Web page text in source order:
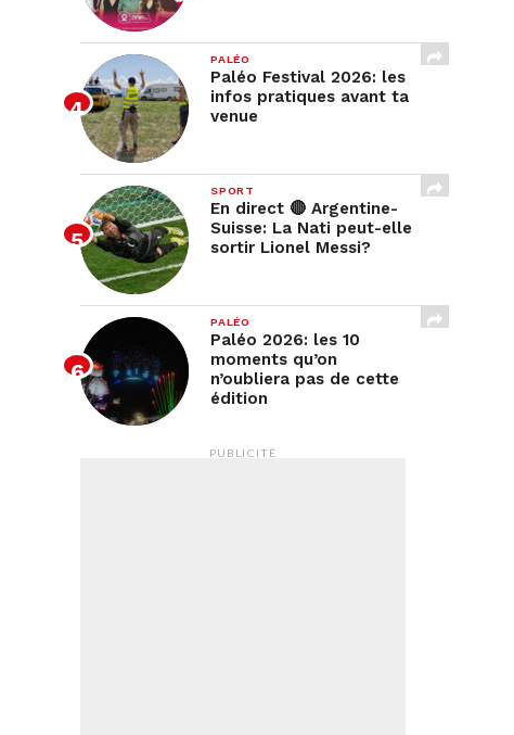
PALÉO
Paléo Festival 2026: les
infos pratiques avant ta
venue
SPORT
En direct 🔴 Argentine-
Suisse: La Nati peut-elle
sortir Lionel Messi?
PALÉO
Paléo 2026: les 10
moments qu’on
n’oubliera pas de cette
édition
PUBLICITÉ